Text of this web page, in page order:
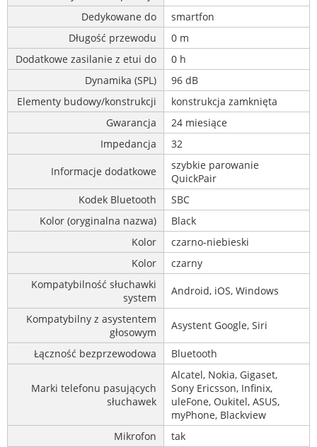
Dedykowane do
smartfon
Długość przewodu
0 m
Dodatkowe zasilanie z etui do
0 h
Dynamika (SPL)
96 dB
Elementy budowy/konstrukcji
konstrukcja zamknięta
Gwarancja
24 miesiące
Impedancja
32
Informacje dodatkowe
szybkie parowanie
QuickPair
Kodek Bluetooth
SBC
Kolor (oryginalna nazwa)
Black
Kolor
czarno-niebieski
Kolor
czarny
Kompatybilność słuchawki
system
Android, iOS, Windows
Kompatybilny z asystentem
głosowym
Asystent Google, Siri
Łączność bezprzewodowa Bluetooth
Marki telefonu pasujących
słuchawek
Alcatel, Nokia, Gigaset,
Sony Ericsson, Infinix,
uleFone, Oukitel, ASUS,
myPhone, Blackview
Mikrofon
tak